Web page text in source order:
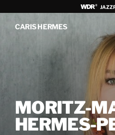
CARIS HERMES
MORITZ-
HERMES-